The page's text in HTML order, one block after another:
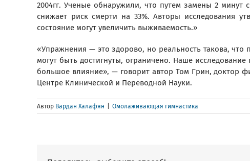
2004гг. Ученые обнаружили, что путем замены 2 минут
снижает риск смерти на 33%. Авторы исследования
состояние могут увеличить выживаемость.»
«Упражнения — это здорово, но реальность такова, что
могут быть достигнуты, ограничено. Наше
большое влияние», — говорит автор Том Грин, доктор
Центре Клинической и Переводной Науки.
Автор Вардан Халафян Омолаживающая гимнастика